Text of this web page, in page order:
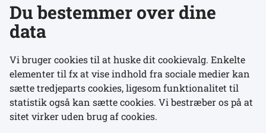
Se alle kontaktnumre
Links
Udgivelser
Du bestemmer over dine
data
Vi bruger cookies til at huske dit cookievalg. Enkelte
elementer til fx at vise indhold fra sociale medier kan
sætte tredjeparts cookies, ligesom funktionalitet til
statistik også kan sætte cookies. Vi bestræber os på at
sitet virker uden brug af cookies.